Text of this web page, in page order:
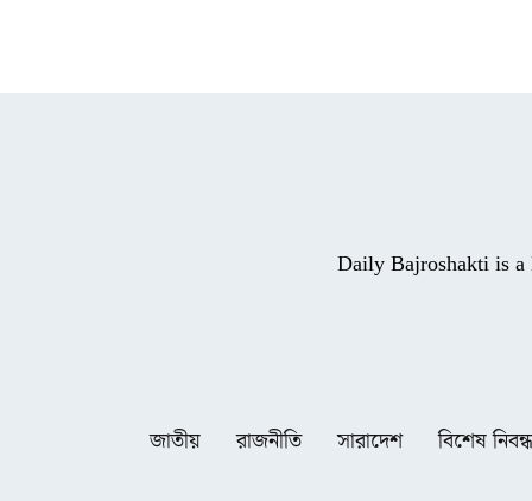
Daily Bajroshakti is a
জাতীয় রাজনীতি সারাদেশ বিশেষ নিবন্ধ